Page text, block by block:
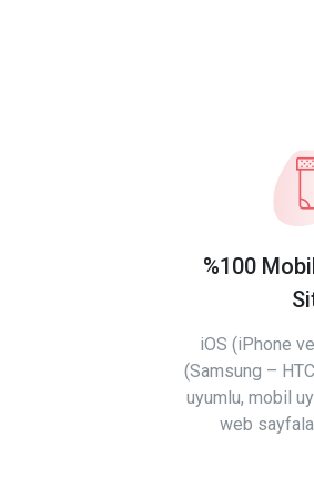
%100
iOS (iPhone
(Samsung –
uyumlu, mobil
web